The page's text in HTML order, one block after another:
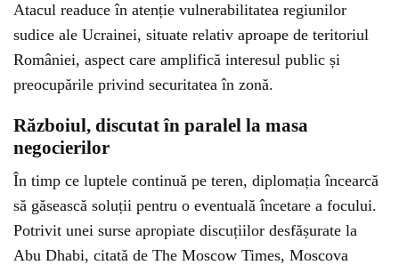
Atacul readuce în atenție vulnerabilitatea regiunilor
sudice ale Ucrainei, situate relativ aproape de teritoriul
României, aspect care amplifică interesul public și
preocupările privind securitatea în zonă.
Războiul, discutat în paralel la masa
negocierilor
În timp ce luptele continuă pe teren, diplomația încearcă
să găsească soluții pentru o eventuală încetare a focului.
Potrivit unei surse apropiate discuțiilor desfășurate la
Abu Dhabi, citată de The Moscow Times, Moscova